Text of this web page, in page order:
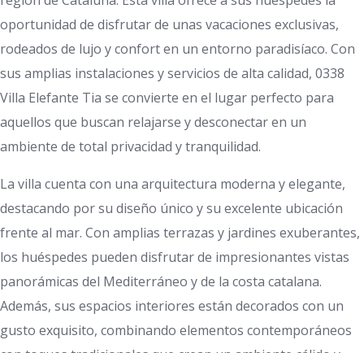
oportunidad de disfrutar de unas vacaciones exclusivas,
rodeados de lujo y confort en un entorno paradisíaco. Con
sus amplias instalaciones y servicios de alta calidad, 0338
Villa Elefante Tia se convierte en el lugar perfecto para
aquellos que buscan relajarse y desconectar en un
ambiente de total privacidad y tranquilidad.
La villa cuenta con una arquitectura moderna y elegante,
destacando por su diseño único y su excelente ubicación
frente al mar. Con amplias terrazas y jardines exuberantes,
los huéspedes pueden disfrutar de impresionantes vistas
panorámicas del Mediterráneo y de la costa catalana.
Además, sus espacios interiores están decorados con un
gusto exquisito, combinando elementos contemporáneos